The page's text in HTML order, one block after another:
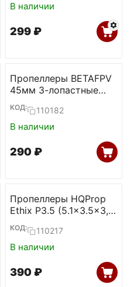
В наличии
‍299‍ ₽
Пропеллеры BETAFPV
45мм 3-лопастные
1.5мм (Clear Grey,
2L+2R)
КОД: 110182
В наличии
‍290‍ ₽
Пропеллеры HQProp
Ethix P3.5 (5.1x3.5x3,
RAD Berry,
2CW+2CCW)
КОД: 110217
В наличии
‍390‍ ₽